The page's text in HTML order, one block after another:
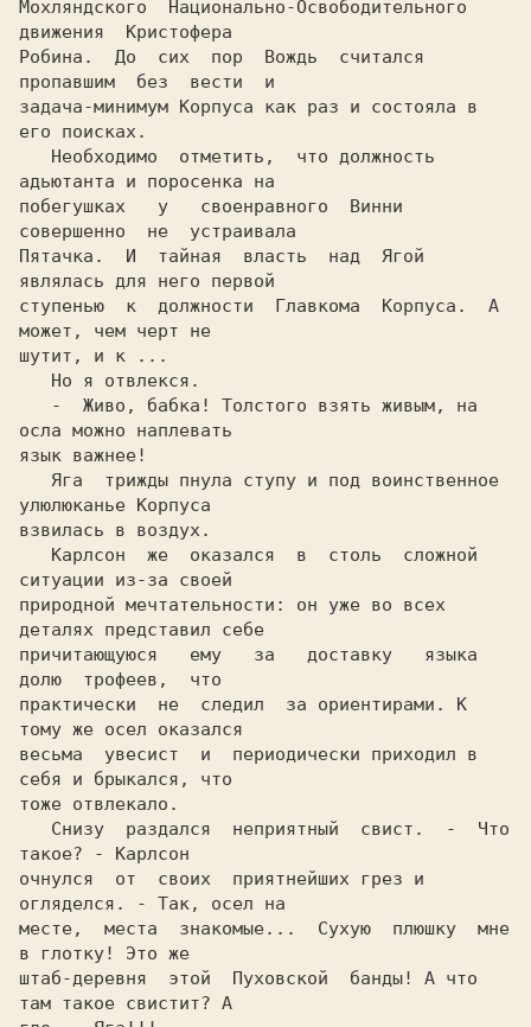
Мохляндского  Национально-Освободительного
движения  Кристофера
Робина.  До  сих  пор  Вождь  считался
пропавшим  без  вести  и
задача-минимум Корпуса как раз и состояла в
его поисках.
адьютанта и поросенка на
побегушках   у   своенравного  Винни
совершенно  не  устраивала
Пятачка.  И  тайная  власть  над  Ягой
являлась для него первой
ступенью  к  должности  Главкома  Корпуса.  А
может, чем черт не
шутит, и к ...
осла можно наплевать
язык важнее!
улюлюканье Корпуса
взвилась в воздух.
ситуации из-за своей
природной мечтательности: он уже во всех
деталях представил себе
причитающуюся   ему   за   доставку   языка
долю  трофеев,  что
практически  не  следил  за ориентирами. К
тому же осел оказался
весьма  увесист  и  периодически приходил в
себя и брыкался, что
тоже отвлекало.
такое? - Карлсон
очнулся  от  своих  приятнейших грез и
огляделся. - Так, осел на
месте,  места  знакомые...  Сухую  плюшку  мне
в глотку! Это же
штаб-деревня  этой  Пуховской  банды! А что
там такое свистит? А